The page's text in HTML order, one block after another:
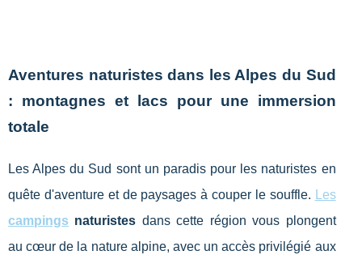
Aventures naturistes dans les Alpes du Sud
: montagnes et lacs pour une immersion
totale
Les Alpes du Sud sont un paradis pour les naturistes en
quête d'aventure et de paysages à couper le souffle. Les
campings naturistes dans cette région vous plongent
au cœur de la nature alpine, avec un accès privilégié aux